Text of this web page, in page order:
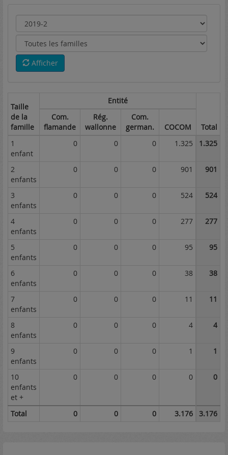
Afficher
Taille
de la
famille
Entité
Total
Com.
flamande
Rég.
wallonne
Com.
german.
COCOM
1
enfant
0 0 0 1.325 1.325
2
enfants
0 0 0 901 901
3
enfants
0 0 0 524 524
4
enfants
0 0 0 277 277
5
enfants
0 0 0 95 95
6
enfants
0 0 0 38 38
7
enfants
0 0 0 11 11
8
enfants
0 0 0 4 4
9
enfants
0 0 0 1 1
10
enfants
et +
0 0 0 0 0
Total 0 0 0 3.176 3.176